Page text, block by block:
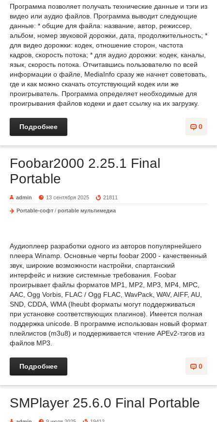
Программа позволяет получать технические данные и тэги из
видео или аудио файлов. Программа выводит следующие
данные: * общие для файла: название, автор, режиссер,
альбом, номер звуковой дорожки, дата, продолжительность; *
для видео дорожки: кодек, отношение сторон, частота
кадров, скорость потока; * для аудио дорожки: кодек, каналы,
язык, скорость потока. Отчитавшись пользователю по всей
информации о файле, MediaInfo сразу же начнет советовать,
где и как можно скачать отсутствующий кодек или же
проигрыватель. Программа определяет необходимые для
проигрывания файлов кодеки и дает ссылку на их загрузку.
0
Подробнее
Foobar2000 2.25.1 Final
Portable
admin 13 сентября 2025 21811
Portable-софт / portable мультимедиа
Аудиоплеер разработки одного из авторов популярнейшего
плеера Winamp. Основные черты foobar 2000 - качественный
звук, широкие возможности настройки, спартанский
интерфейс и низкие системные требования. Foobar
проигрывает файлы форматов MP1, MP2, MP3, MP4, MPC,
AAC, Ogg Vorbis, FLAC / Ogg FLAC, WavPack, WAV, AIFF, AU,
SND, CDDA, WMA (lheubt форматы могут поддерживаться
при установке соответствующих плагинов). Имеется полная
поддержка unicode. В программе использован новый формат
плейлистов (m3u8) и поддерживается чтение APEv2-тэгов из
файлов MP3.
0
Подробнее
SMPlayer 25.6.0 Final Portable